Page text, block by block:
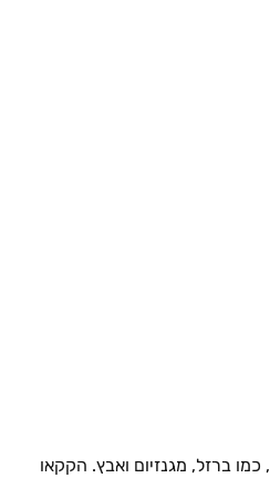
ברזל, מגנזיום ואבץ. הקקאו